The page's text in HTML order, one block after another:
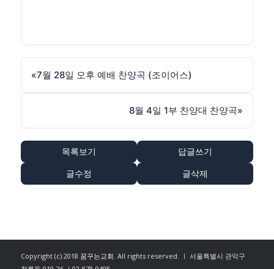
«7월 28일 오후 예배 찬양곡 (조이어스)
8월 4일 1부 찬양대 찬양곡»
목록보기 답글쓰기
글수정 글삭제
Copyright (c) 2018 꿈꾸는교회. All rights reserved. ㅣ 서울특별시 관악구